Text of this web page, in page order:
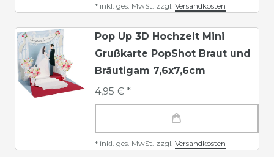
* inkl. ges. MwSt. zzgl. Versandkosten
Pop Up 3D Hochzeit Mini
Grußkarte PopShot Braut und
Bräutigam 7,6x7,6cm
4,95 € *
* inkl. ges. MwSt. zzgl. Versandkosten